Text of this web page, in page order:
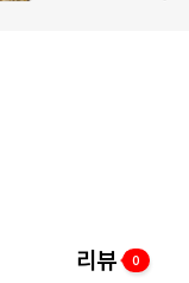
리뷰 0